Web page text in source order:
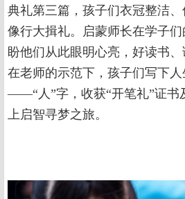
典礼第三篇，孩子们衣冠整洁
像行大揖礼。启蒙师长在学子
盼他们从此眼明心亮，好读书、
在老师的示范下，孩子们写下
——“人”字，收获“开笔礼”证书
上启智寻梦之旅。